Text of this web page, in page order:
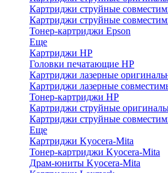
Картриджи струйные
Картриджи струйные
Тонер-картриджи Epson
Еще
Картриджи HP
Головки печатающие HP
Картриджи лазерные
Картриджи лазерные
Тонер-картриджи HP
Картриджи струйные
Картриджи струйные
Еще
Картриджи Kyocera-Mita
Тонер-картриджи Kyocera-Mita
Драм-юниты Kyocera-Mita